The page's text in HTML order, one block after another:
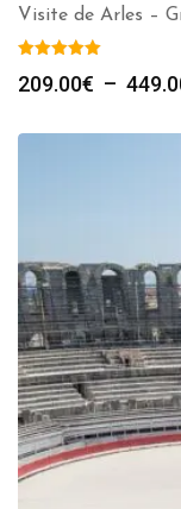
Visite de Arles –
209.00€ –